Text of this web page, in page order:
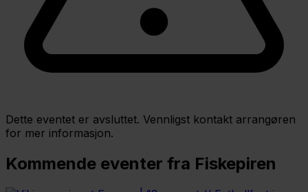
Dette eventet er avsluttet. Vennligst kontakt arrangøren
for mer informasjon.
Kommende eventer fra Fiskepiren